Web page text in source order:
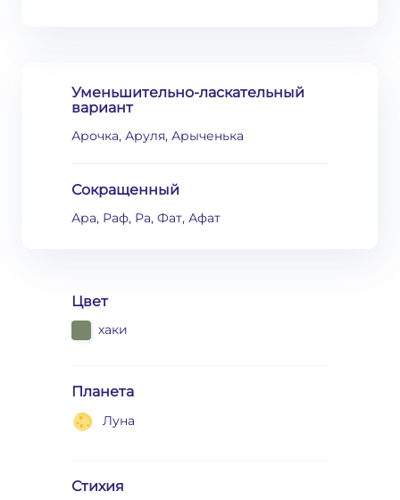
Уменьшительно-ласкательный
вариант
Арочка, Аруля, Арыченька
Сокращенный
Ара, Раф, Ра, Фат, Афат
Цвет
хаки
Планета
Луна
Стихия